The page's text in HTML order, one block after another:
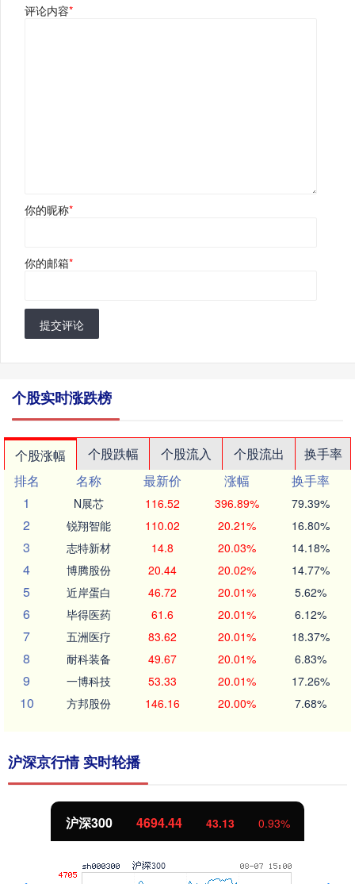
评论内容*
你的昵称*
你的邮箱*
提交评论
个股实时涨跌榜
个股涨幅 个股跌幅 个股流入 个股流出
换手率
排名
名称 最新价 涨幅
换手率
1
N展芯 116.52 396.89% 79.39%
2 锐翔智能 110.02 20.21% 16.80%
3 志特新材 14.8 20.03% 14.18%
4 博腾股份 20.44 20.02% 14.77%
5 近岸蛋白 46.72 20.01% 5.62%
6 毕得医药 61.6 20.01% 6.12%
7 五洲医疗 83.62 20.01% 18.37%
8 耐科装备 49.67 20.01% 6.83%
9 一博科技 53.33 20.01% 17.26%
10 方邦股份 146.16 20.00% 7.68%
沪深京行情 实时轮播
北证50 1134.24